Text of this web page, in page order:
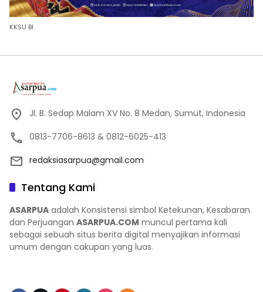
KKSU BI
Jl. B. Sedap Malam XV No. 8 Medan, Sumut, Indonesia
0813-7706-8613 & 0812-6025-413
redaksiasarpua@gmail.com
Tentang Kami
ASARPUA adalah Konsistensi simbol Ketekunan, Kesabaran
dan Perjuangan ASARPUA.COM muncul pertama kali
sebagai sebuah situs berita digital menyajikan informasi
umum dengan cakupan yang luas.